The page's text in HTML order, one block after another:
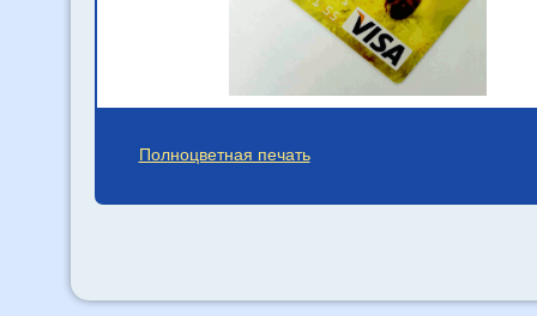
Полноцветная печать